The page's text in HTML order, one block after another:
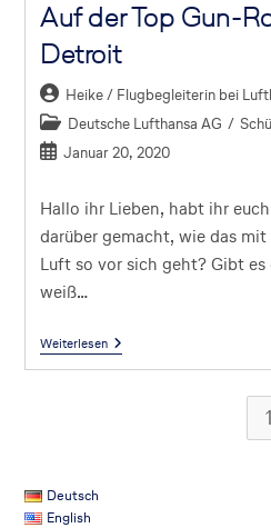
Auf der Top Gun-
Detroit
Heike / Flugbegleiterin bei
Deutsche Lufthansa AG /
Januar 20, 2020
Hallo ihr Lieben, habt ihr
darüber gemacht, wie das
Luft so vor sich geht? Gibt
weiß…
Weiterlesen
1
Deutsch
English